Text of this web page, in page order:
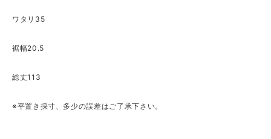
ワタリ35
裾幅20.5
総丈113
※平置き採寸、多少の誤差はご了承下さい。